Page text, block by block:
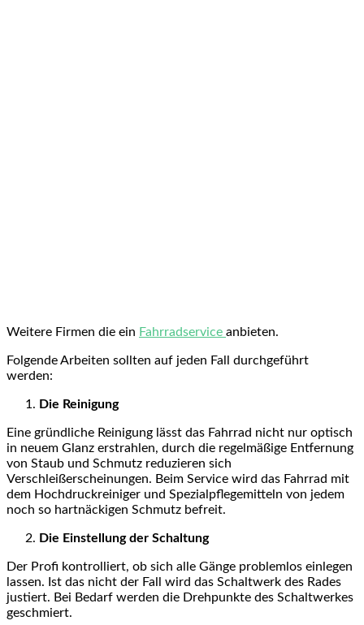
Weitere Firmen die ein Fahrradservice anbieten.
Folgende Arbeiten sollten auf jeden Fall durchgeführt
werden:
Die Reinigung
Eine gründliche Reinigung lässt das Fahrrad nicht nur optisch
in neuem Glanz erstrahlen, durch die regelmäßige Entfernung
von Staub und Schmutz reduzieren sich
Verschleißerscheinungen. Beim Service wird das Fahrrad mit
dem Hochdruckreiniger und Spezialpflegemitteln von jedem
noch so hartnäckigen Schmutz befreit.
Die Einstellung der Schaltung
Der Profi kontrolliert, ob sich alle Gänge problemlos einlegen
lassen. Ist das nicht der Fall wird das Schaltwerk des Rades
justiert. Bei Bedarf werden die Drehpunkte des Schaltwerkes
geschmiert.